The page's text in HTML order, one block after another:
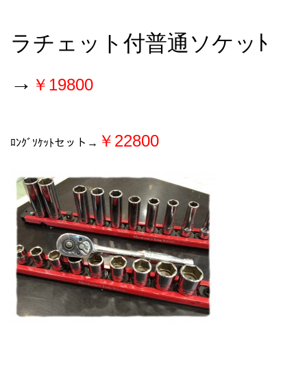
ラチェット付普通ソケッﾄ
→ ￥19800
ﾛﾝｸﾞｿｹｯﾄセット→ ￥22800